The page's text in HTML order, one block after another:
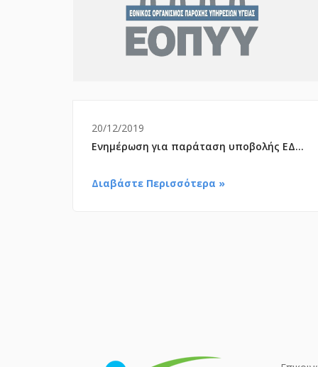
20/12/2019
Ενημέρωση για παράταση υποβολής ΕΔΑΠΥ για τον 11/2019.
Διαβάστε Περισσότερα »